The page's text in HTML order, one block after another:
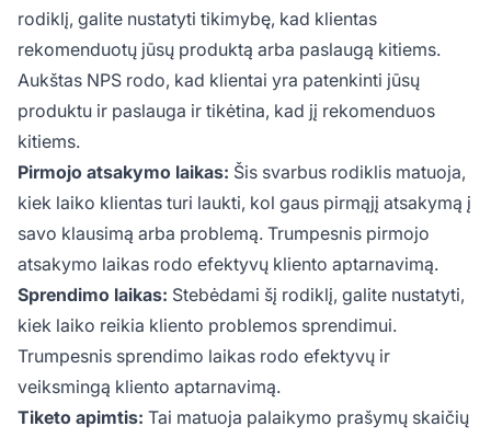
rodiklį, galite nustatyti tikimybę, kad klientas
rekomenduotų jūsų produktą arba paslaugą kitiems.
Aukštas NPS rodo, kad klientai yra patenkinti jūsų
produktu ir paslauga ir tikėtina, kad jį rekomenduos
kitiems.
Pirmojo atsakymo laikas: Šis svarbus rodiklis matuoja,
kiek laiko klientas turi laukti, kol gaus pirmąjį atsakymą į
savo klausimą arba problemą. Trumpesnis pirmojo
atsakymo laikas rodo efektyvų kliento aptarnavimą.
Sprendimo laikas: Stebėdami šį rodiklį, galite nustatyti,
kiek laiko reikia kliento problemos sprendimui.
Trumpesnis sprendimo laikas rodo efektyvų ir
veiksmingą kliento aptarnavimą.
Tiketo apimtis: Tai matuoja palaikymo prašymų skaičių